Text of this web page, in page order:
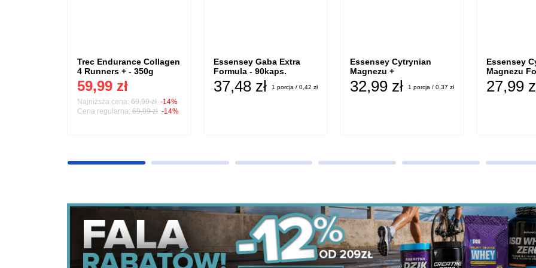
Trec Endurance Collagen
4 Runners + - 350g
59,99 zł
Najniższa cena: 69,99 zł -14%
Cena regularna: 69,99 zł -14%
Essensey Gaba Extra
Formula - 90kaps.
37,48 zł 1 porcja / 0,42 zł
Essensey Cytrynian
Magnezu +
Ashwagandha - 90 kaps.
32,99 zł 1 porcja / 0,37 zł
Essensey
Magnezu
27,99